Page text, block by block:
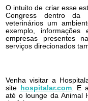
O intuito de criar esse
Congress dentro da
veterinários um
exemplo,
empresas presentes
serviços direcionados
Venha visitar a
site
hospitalar.com. E
até o lounge da Animal